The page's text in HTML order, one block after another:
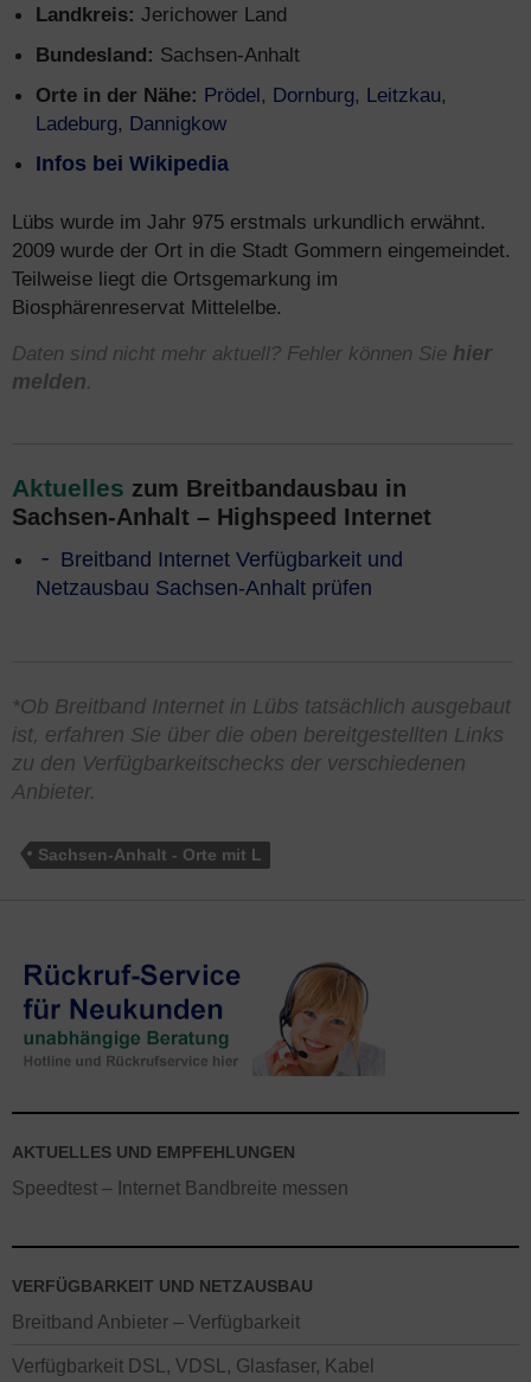
Landkreis: Jerichower Land
Bundesland: Sachsen-Anhalt
Orte in der Nähe: Prödel, Dornburg, Leitzkau,
Ladeburg, Dannigkow
Infos bei Wikipedia
Lübs wurde im Jahr 975 erstmals urkundlich erwähnt.
2009 wurde der Ort in die Stadt Gommern eingemeindet.
Teilweise liegt die Ortsgemarkung im
Biosphärenreservat Mittelelbe.
Daten sind nicht mehr aktuell? Fehler können Sie hier
melden.
Aktuelles zum Breitbandausbau in
Sachsen-Anhalt – Highspeed Internet
Breitband Internet Verfügbarkeit und
Netzausbau Sachsen-Anhalt prüfen
*Ob Breitband Internet in Lübs tatsächlich ausgebaut
ist, erfahren Sie über die oben bereitgestellten Links
zu den Verfügbarkeitschecks der verschiedenen
Anbieter.
Sachsen-Anhalt - Orte mit L
AKTUELLES UND EMPFEHLUNGEN
Speedtest – Internet Bandbreite messen
VERFÜGBARKEIT UND NETZAUSBAU
Breitband Anbieter – Verfügbarkeit
Verfügbarkeit DSL, VDSL, Glasfaser, Kabel